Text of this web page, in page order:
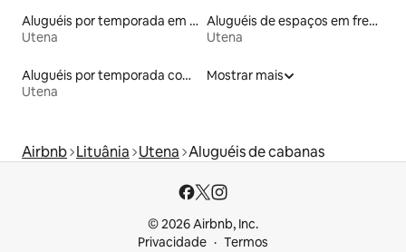
Aluguéis por temporada em hotéis-fazenda
Utena
Aluguéis de espaços em frente à praia
Utena
Aluguéis por temporada com acesso ao lago
Utena
Mostrar mais
Airbnb Lituânia Utena Aluguéis de cabanas
© 2026 Airbnb, Inc.
Privacidade
Termos